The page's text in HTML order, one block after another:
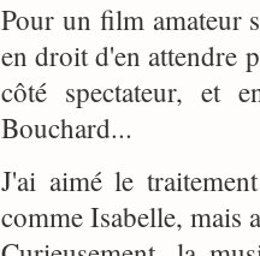
Pour un film amateur
en droit d'en attendre
côté spectateur, et
Bouchard...
J'ai aimé le
comme Isabelle, mais